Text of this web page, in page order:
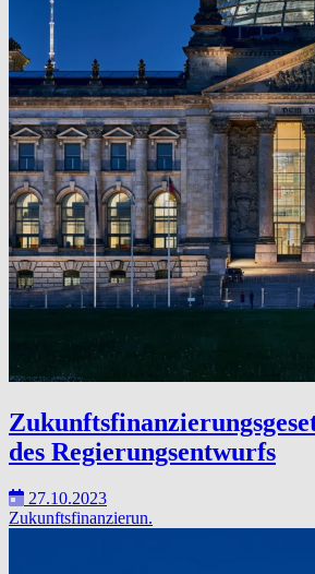
des Regierungsentwurfs
27.10.2023
Zukunftsfinanzierun.